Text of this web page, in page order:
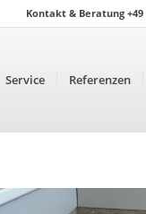
Kontakt & Beratung +49
Service Referenzen